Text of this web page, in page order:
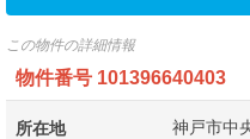
この物件の詳細情報
物件番号 101396640403
所在地 神戸市中